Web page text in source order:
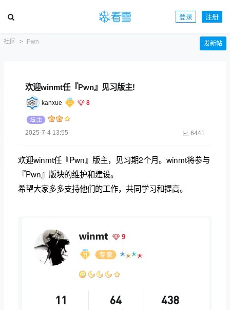
登录 注册
社区 Pwn 发新帖
欢迎winmt任『Pwn』见习版主!
kanxue 8
2025-7-4 13:55 6441
欢迎winmt任『Pwn』版主，见习期2个月。 winmt将参与
『Pwn』版块的维护和建设。
希望大家多多支持他们的工作，共同学习和提高。